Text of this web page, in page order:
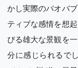
かし実際のバオバ
ティブな感情を想
びる雄大な景観を
分に感じられるで